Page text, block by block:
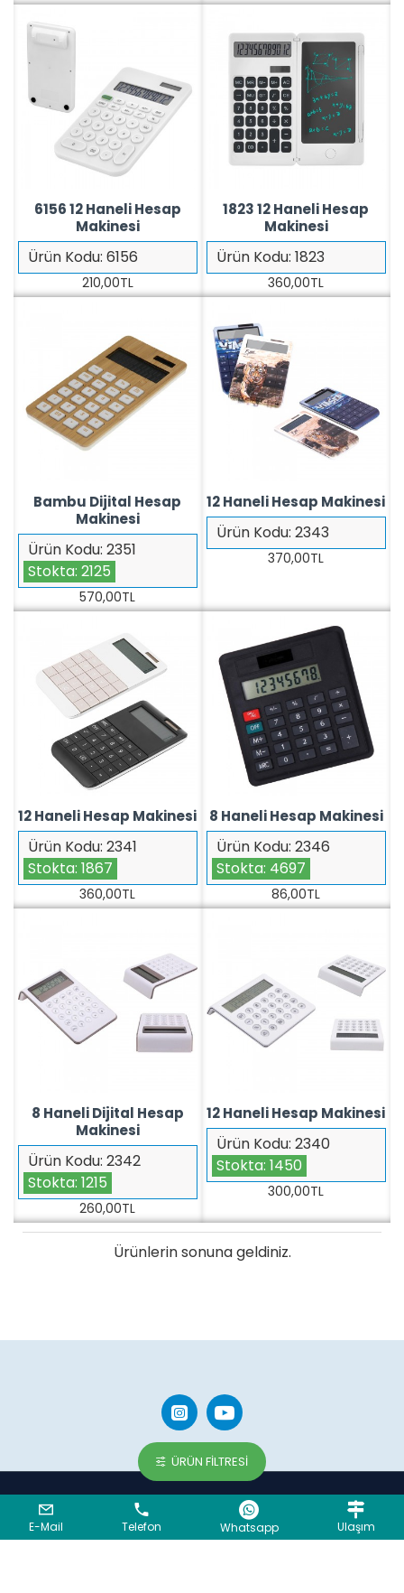
Ürün Kodu: 6156
6156 12 Haneli Hesap
Makinesi
210,00TL
Ürün Kodu: 1823
1823 12 Haneli Hesap
Makinesi
360,00TL
Ürün Kodu: 2351
Stokta: 2125
Bambu Dijital Hesap
Makinesi
570,00TL
Ürün Kodu: 2343
12 Haneli Hesap Makinesi
370,00TL
Ürün Kodu: 2341
Stokta: 1867
12 Haneli Hesap Makinesi
360,00TL
Ürün Kodu: 2346
Stokta: 4697
8 Haneli Hesap Makinesi
86,00TL
Ürün Kodu: 2342
Stokta: 1215
8 Haneli Dijital Hesap
Makinesi
260,00TL
Ürün Kodu: 2340
Stokta: 1450
12 Haneli Hesap Makinesi
300,00TL
Ürünlerin sonuna geldiniz.
Copyright © 2023, LOCCA GRUP A.Ş. - Tüm hakları saklıdır.
E-Mail Telefon Whatsapp Ulaşım
ÜRÜN FILTRESI